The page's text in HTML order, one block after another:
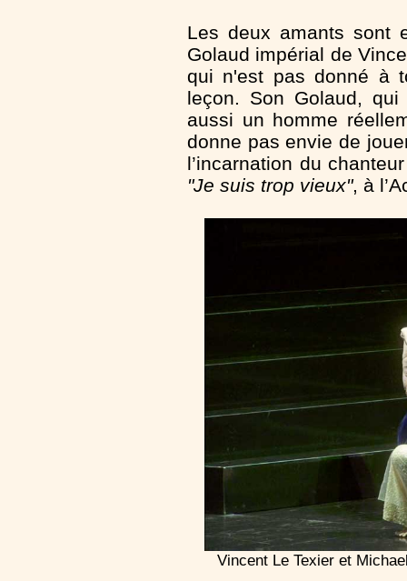
Les deux amants sont
Golaud impérial de
qui n'est pas donné à
leçon. Son Golaud,
aussi un homme
donne pas envie de
l’incarnation du
"Je suis trop vieux", à
Vincent Le Texier et